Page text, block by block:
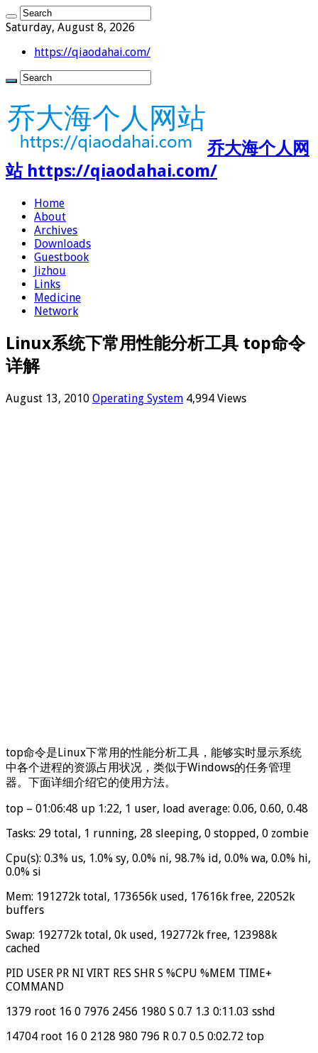
Saturday, August 8, 2026
https://qiaodahai.com/
乔大海个人网
站 https://qiaodahai.com/
Home
About
Archives
Downloads
Guestbook
Jizhou
Links
Medicine
Network
Linux系统下常用性能分析工具 top命令
详解
August 13, 2010 Operating System 4,994 Views
top命令是Linux下常用的性能分析工具，能够实时显示系统
中各个进程的资源占用状况，类似于Windows的任务管理
器。下面详细介绍它的使用方法。
top – 01:06:48 up 1:22, 1 user, load average: 0.06, 0.60, 0.48
Tasks: 29 total, 1 running, 28 sleeping, 0 stopped, 0 zombie
Cpu(s): 0.3% us, 1.0% sy, 0.0% ni, 98.7% id, 0.0% wa, 0.0% hi,
0.0% si
Mem: 191272k total, 173656k used, 17616k free, 22052k
buffers
Swap: 192772k total, 0k used, 192772k free, 123988k
cached
PID USER PR NI VIRT RES SHR S %CPU %MEM TIME+
COMMAND
1379 root 16 0 7976 2456 1980 S 0.7 1.3 0:11.03 sshd
14704 root 16 0 2128 980 796 R 0.7 0.5 0:02.72 top